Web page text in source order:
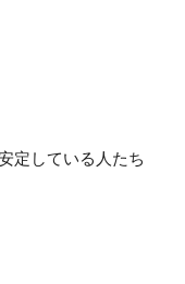
定している人たち